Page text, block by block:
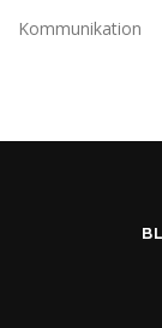
Kommunikation